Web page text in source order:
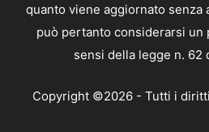
quanto viene aggiornato senza
può pertanto considerarsi un
sensi della legge n. 62
Copyright ©2026 - Tutti i